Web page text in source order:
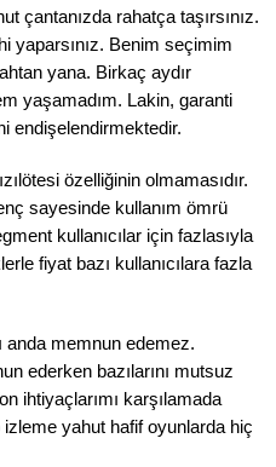
çantanızda rahatça taşırsınız.
yaparsınız. Benim seçimim
yana. Birkaç aydır
yaşamadım. Lakin, garanti
endişelendirmektedir.
özelliğinin olmamasıdır.
sayesinde kullanım ömrü
kullanıcılar için fazlasıyla
fiyat bazı kullanıcılara fazla
anda memnun edemez.
ederken bazılarını mutsuz
ihtiyaçlarımı karşılamada
yahut hafif oyunlarda hiç